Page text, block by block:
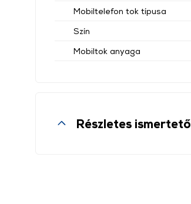
Mobiltelefon tok típusa
Szín
Mobiltok anyaga
Részletes ismertető